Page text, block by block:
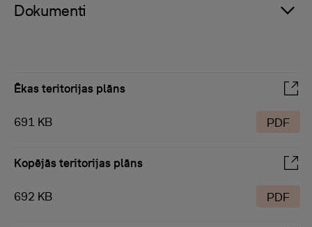
Dokumenti
Ēkas teritorijas plāns
691 KB PDF
Kopējās teritorijas plāns
692 KB PDF